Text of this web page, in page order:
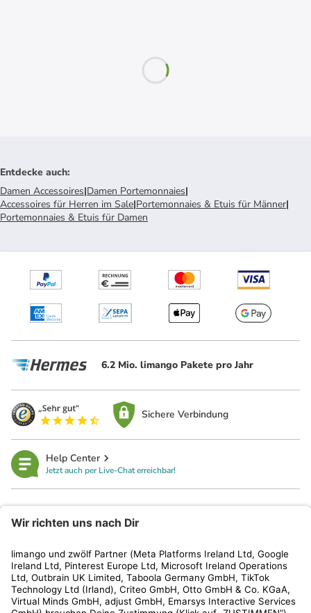
Entdecke auch:
Damen Accessoires|Damen Portemonnaies|
Accessoires für Herren im Sale|Portemonnaies & Etuis für Männer|
Portemonnaies & Etuis für Damen
6.2 Mio. limango Pakete pro Jahr
Sichere Verbindung
Help Center
Jetzt auch per Live-Chat erreichbar!
Kundenservice
Shop